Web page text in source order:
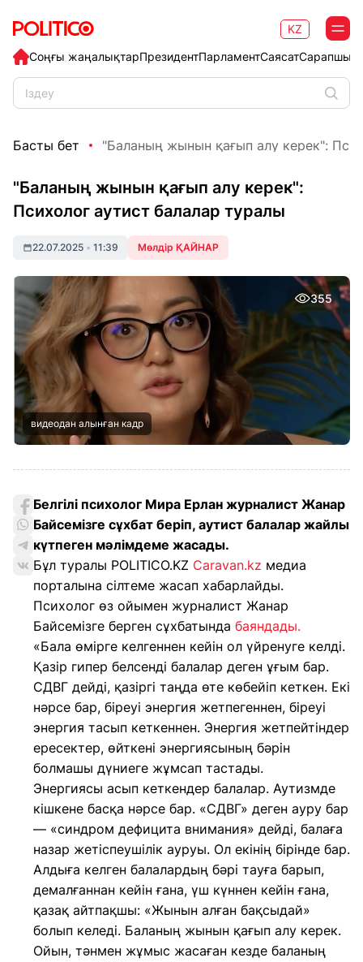
Соңғы жаңалықтарПрезидентПарламентСаясат
KZ
Басты бет "Баланың жынын қағып алу керек":
"Баланың жынын қағып алу керек":
Психолог аутист балалар туралы
22.07.2025 • 11:39 Мөлдір ҚАЙНАР
355
видеодан алынған кадр
Белгілі психолог Мира Ерлан журналист Жанар
Байсемізге сұхбат беріп, аутист балалар жайлы
күтпеген мәлімдеме жасады.
Бұл туралы POLITICO.KZ Caravan.kz медиа
порталына сілтеме жасап хабарлайды.
Психолог өз ойымен журналист Жанар
Байсемізге берген сұхбатында баяндады.
«Бала өмірге келгеннен кейін ол үйренуге келді.
Қазір гипер белсенді балалар деген ұғым бар.
СДВГ дейді, қазіргі таңда өте көбейіп кеткен. Екі
нәрсе бар, біреуі энергия жетпегеннен, біреуі
энергия тасып кеткеннен. Энергия жетпейтіндер
ересектер, өйткені энергиясының бәрін
болмашы дүниеге жұмсап тастады.
Энергиясы асып кеткендер балалар. Аутизмде
кішкене басқа нәрсе бар. «СДВГ» деген ауру бар
— «синдром дефицита внимания» дейді, балаға
назар жетіспеушілік ауруы. Ол екінің бірінде бар.
Алдыға келген балалардың бәрі тауға барып,
демалғаннан кейін ғана, үш күннен кейін ғана,
қазақ айтпақшы: «Жынын алған бақсыдай»
болып келеді. Баланың жынын қағып алу керек.
Ойын, тәнмен жұмыс жасаған кезде баланың